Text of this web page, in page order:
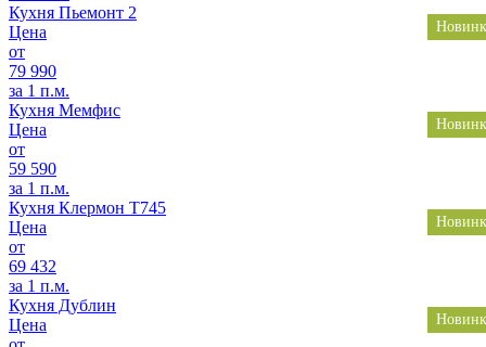
Кухня Пьемонт 2
Цена
от
79 990
за 1 п.м.
Кухня Мемфис
Цена
от
59 590
за 1 п.м.
Кухня Клермон Т745
Цена
от
69 432
за 1 п.м.
Кухня Дублин
Цена